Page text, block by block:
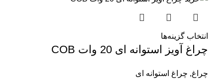
انتخاب گزینه‌ها
چراغ آویز استوانه ای 20 وات COB
چراغ, چراغ استوانه ای